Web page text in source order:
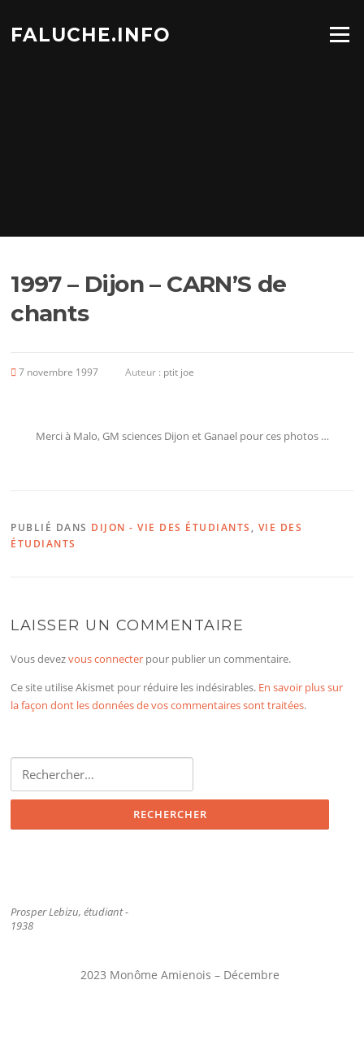
contenu
FALUCHE.INFO Menu
1997 – Dijon – CARN’S de
chants
7 novembre 1997 Auteur : ptit joe
Merci à Malo, GM sciences Dijon et Ganael pour ces photos …
PUBLIÉ DANS DIJON - VIE DES ÉTUDIANTS , VIE DES
ÉTUDIANTS
LAISSER UN COMMENTAIRE
Vous devezvous connecter pour publier un commentaire.
Ce site utilise Akismet pour réduire les indésirables. En savoir plus sur
la façon dont les données de vos commentaires sont traitées.
Prosper Lebizu, étudiant -
1938
2023 Monôme Amienois – Décembre